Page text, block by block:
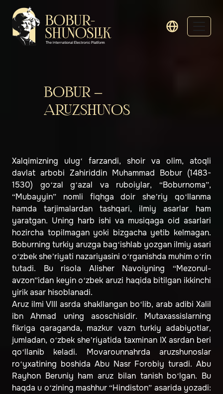
BOBUR –
ARUZSHUNOS
Xalqimizning ulug‘ farzandi, shoir va olim, atoqli
davlat arbobi Zahiriddin Muhammad Bobur (1483-
1530) go‘zal g‘azal va ruboiylar, “Boburnoma”,
“Mubayyin” nomli fiqhga doir she’riy qo‘llanma
hamda tarjimalardan tashqari, ilmiy asarlar ham
yaratgan. Uning harb ishi va musiqaga oid asarlari
hozircha topilmagan yoki bizgacha yetib kelmagan.
Boburning turkiy aruzga bag‘ishlab yozgan ilmiy asari
o‘zbek she’riyati nazariyasini o‘rganishda muhim o‘rin
tutadi. Bu risola Alisher Navoiyning “Mezonul-
avzon”idan keyin o‘zbek aruzi haqida bitilgan ikkinchi
yirik asar hisoblanadi.
Aruz ilmi VIII asrda shakllangan bo‘lib, arab adibi Xalil
ibn Ahmad uning asoschisidir. Mutaxassislarning
fikriga qaraganda, mazkur vazn turkiy adabiyotlar,
jumladan, o‘zbek she’riyatida taxminan IX asrdan beri
qo‘llanib keladi. Movarounnahrda aruzshunoslar
ro‘yxatining boshida Abu Nasr Forobiy turadi. Abu
Rayhon Beruniy ham aruz bilan tanish bo‘lgan. Bu
haqda u o‘zining mashhur “Hindiston” asarida yozadi: